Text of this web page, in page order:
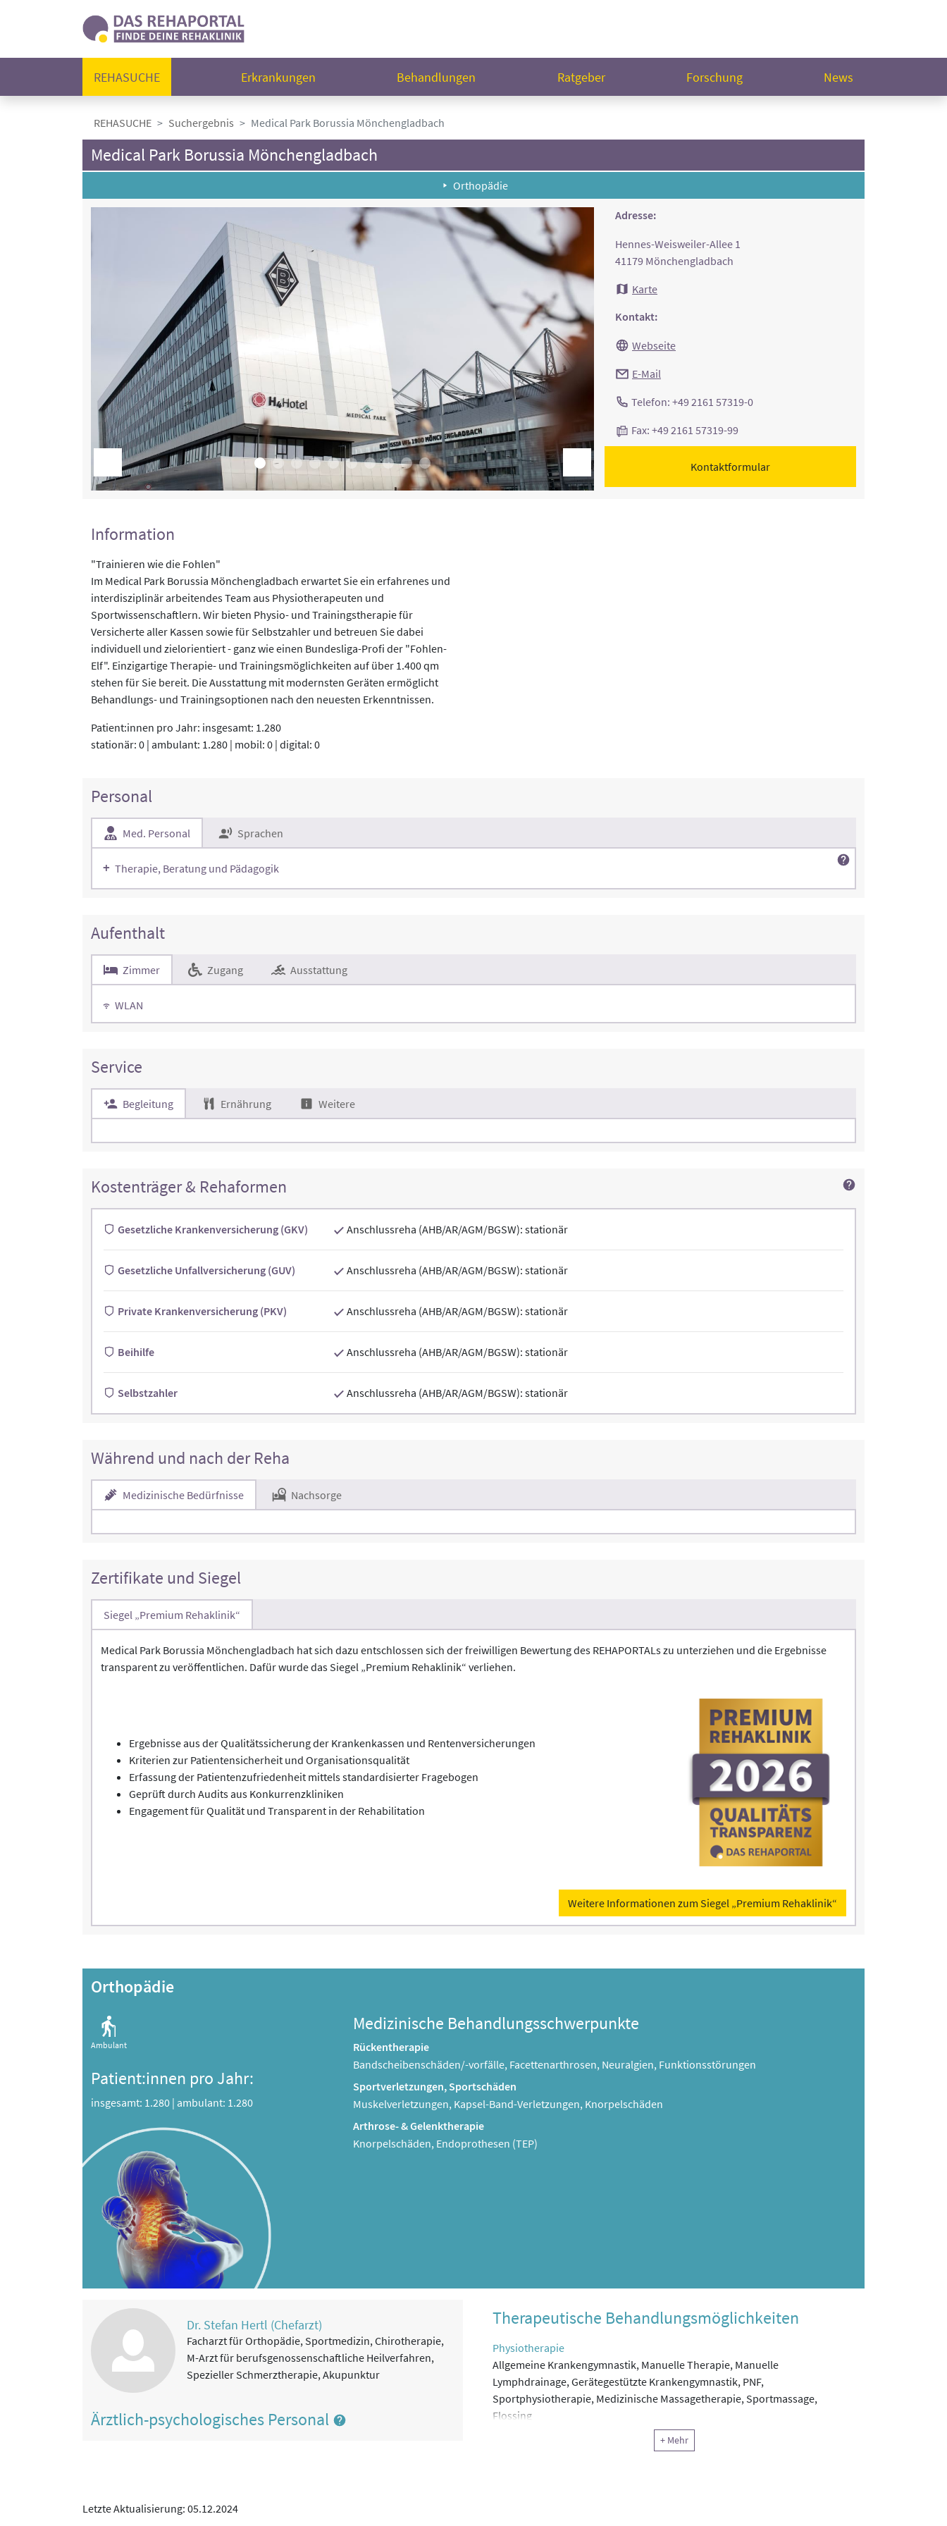
REHASUCHE Erkrankungen Behandlungen Ratgeber Forschung News
REHASUCHE Suchergebnis Medical Park Borussia Mönchengladbach
Medical Park Borussia Mönchengladbach
Orthopädie
Adresse:
Hennes-Weisweiler-Allee 1
41179 Mönchengladbach
Karte
Kontakt:
Webseite
E-Mail
Telefon: +49 2161 57319-0
Fax: +49 2161 57319-99
Kontaktformular
Information
"Trainieren wie die Fohlen"
Im Medical Park Borussia Mönchengladbach erwartet Sie ein erfahrenes und
interdisziplinär arbeitendes Team aus Physiotherapeuten und
Sportwissenschaftlern. Wir bieten Physio- und Trainingstherapie für
Versicherte aller Kassen sowie für Selbstzahler und betreuen Sie dabei
individuell und zielorientiert - ganz wie einen Bundesliga-Profi der "Fohlen-
Elf". Einzigartige Therapie- und Trainingsmöglichkeiten auf über 1.400 qm
stehen für Sie bereit. Die Ausstattung mit modernsten Geräten ermöglicht
Behandlungs- und Trainingsoptionen nach den neuesten Erkenntnissen.
Patient:innen pro Jahr: insgesamt: 1.280
stationär: 0 | ambulant: 1.280 | mobil: 0 | digital: 0
Personal
Med. Personal Sprachen
Therapie, Beratung und Pädagogik
Aufenthalt
Zimmer Zugang Ausstattung
WLAN
Service
Begleitung Ernährung Weitere
Kostenträger & Rehaformen
Gesetzliche Krankenversicherung (GKV) Anschlussreha (AHB/AR/AGM/BGSW): stationär
Gesetzliche Unfallversicherung (GUV) Anschlussreha (AHB/AR/AGM/BGSW): stationär
Private Krankenversicherung (PKV) Anschlussreha (AHB/AR/AGM/BGSW): stationär
Beihilfe Anschlussreha (AHB/AR/AGM/BGSW): stationär
Selbstzahler Anschlussreha (AHB/AR/AGM/BGSW): stationär
Während und nach der Reha
Medizinische Bedürfnisse Nachsorge
Zertifikate und Siegel
Siegel „Premium Rehaklinik“
Medical Park Borussia Mönchengladbach hat sich dazu entschlossen sich der freiwilligen Bewertung des REHAPORTALs zu unterziehen und die Ergebnisse
transparent zu veröffentlichen. Dafür wurde das Siegel „Premium Rehaklinik“ verliehen.
Ergebnisse aus der Qualitätssicherung der Krankenkassen und Rentenversicherungen
Kriterien zur Patientensicherheit und Organisationsqualität
Erfassung der Patientenzufriedenheit mittels standardisierter Fragebogen
Geprüft durch Audits aus Konkurrenzkliniken
Engagement für Qualität und Transparent in der Rehabilitation
Weitere Informationen zum Siegel „Premium Rehaklinik“
Orthopädie
Ambulant
Patient:innen pro Jahr:
insgesamt: 1.280 | ambulant: 1.280
Medizinische Behandlungsschwerpunkte
Rückentherapie
Bandscheibenschäden/-vorfälle, Facettenarthrosen, Neuralgien, Funktionsstörungen
Sportverletzungen, Sportschäden
Muskelverletzungen, Kapsel-Band-Verletzungen, Knorpelschäden
Arthrose- & Gelenktherapie
Knorpelschäden, Endoprothesen (TEP)
Therapeutische Behandlungsmöglichkeiten
Physiotherapie
Allgemeine Krankengymnastik, Manuelle Therapie, Manuelle
Lymphdrainage, Gerätegestützte Krankengymnastik, PNF,
Sportphysiotherapie, Medizinische Massagetherapie, Sportmassage,
Flossing
Medizinische Trainingstherapie, Medizinisches Aufbautraining, Return-to-
+ Mehr
Dr. Stefan Hertl (Chefarzt)
Facharzt für Orthopädie, Sportmedizin, Chirotherapie,
M-Arzt für berufsgenossenschaftliche Heilverfahren,
Spezieller Schmerztherapie, Akupunktur
Ärztlich-psychologisches Personal
Letzte Aktualisierung: 05.12.2024